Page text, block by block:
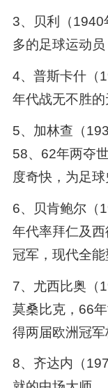
3、贝利（1940
多的足球运动员
4、普斯卡什（
年代战无不胜的
5、加林查（
58、62年两夺
度奇快，为足球
6、贝肯鲍尔（
年代率拜仁及
冠军，现代全能
7、尤西比奥（
莫桑比克，66
得两届欧洲冠军
8、齐达内（